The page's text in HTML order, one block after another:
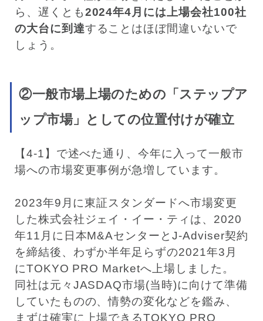
ら、遅くとも2024年4月には上場会社100社
の大台に到達することはほぼ間違いないで
しょう。
②一般市場上場のための「ステップア
ップ市場」としての位置付けが確立
【4-1】で述べた通り、今年に入って一般市
場への市場変更事例が急増しています。
2023年9月に東証スタンダードへ市場変更
した株式会社ジェイ・イー・ティは、2020
年11月に日本M&AセンターとJ-Adviser契約
を締結後、わずか半年足らずの2021年3月
にTOKYO PRO Marketへ上場しました。
同社は元々JASDAQ市場(当時)に向けて準備
していたものの、情勢の変化などを鑑み、
まずは確実に上場できるTOKYO PRO